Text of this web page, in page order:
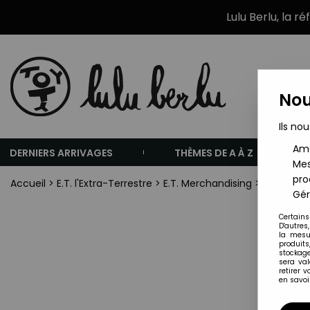
Lulu Berlu, la
DERNIERS ARRIVAGES THÈMES DE A À Z
Accueil > E.T. l'Extra-Terrestre > E.T. Merchandising > E.T. -
Ils
la
sera
retirer
en